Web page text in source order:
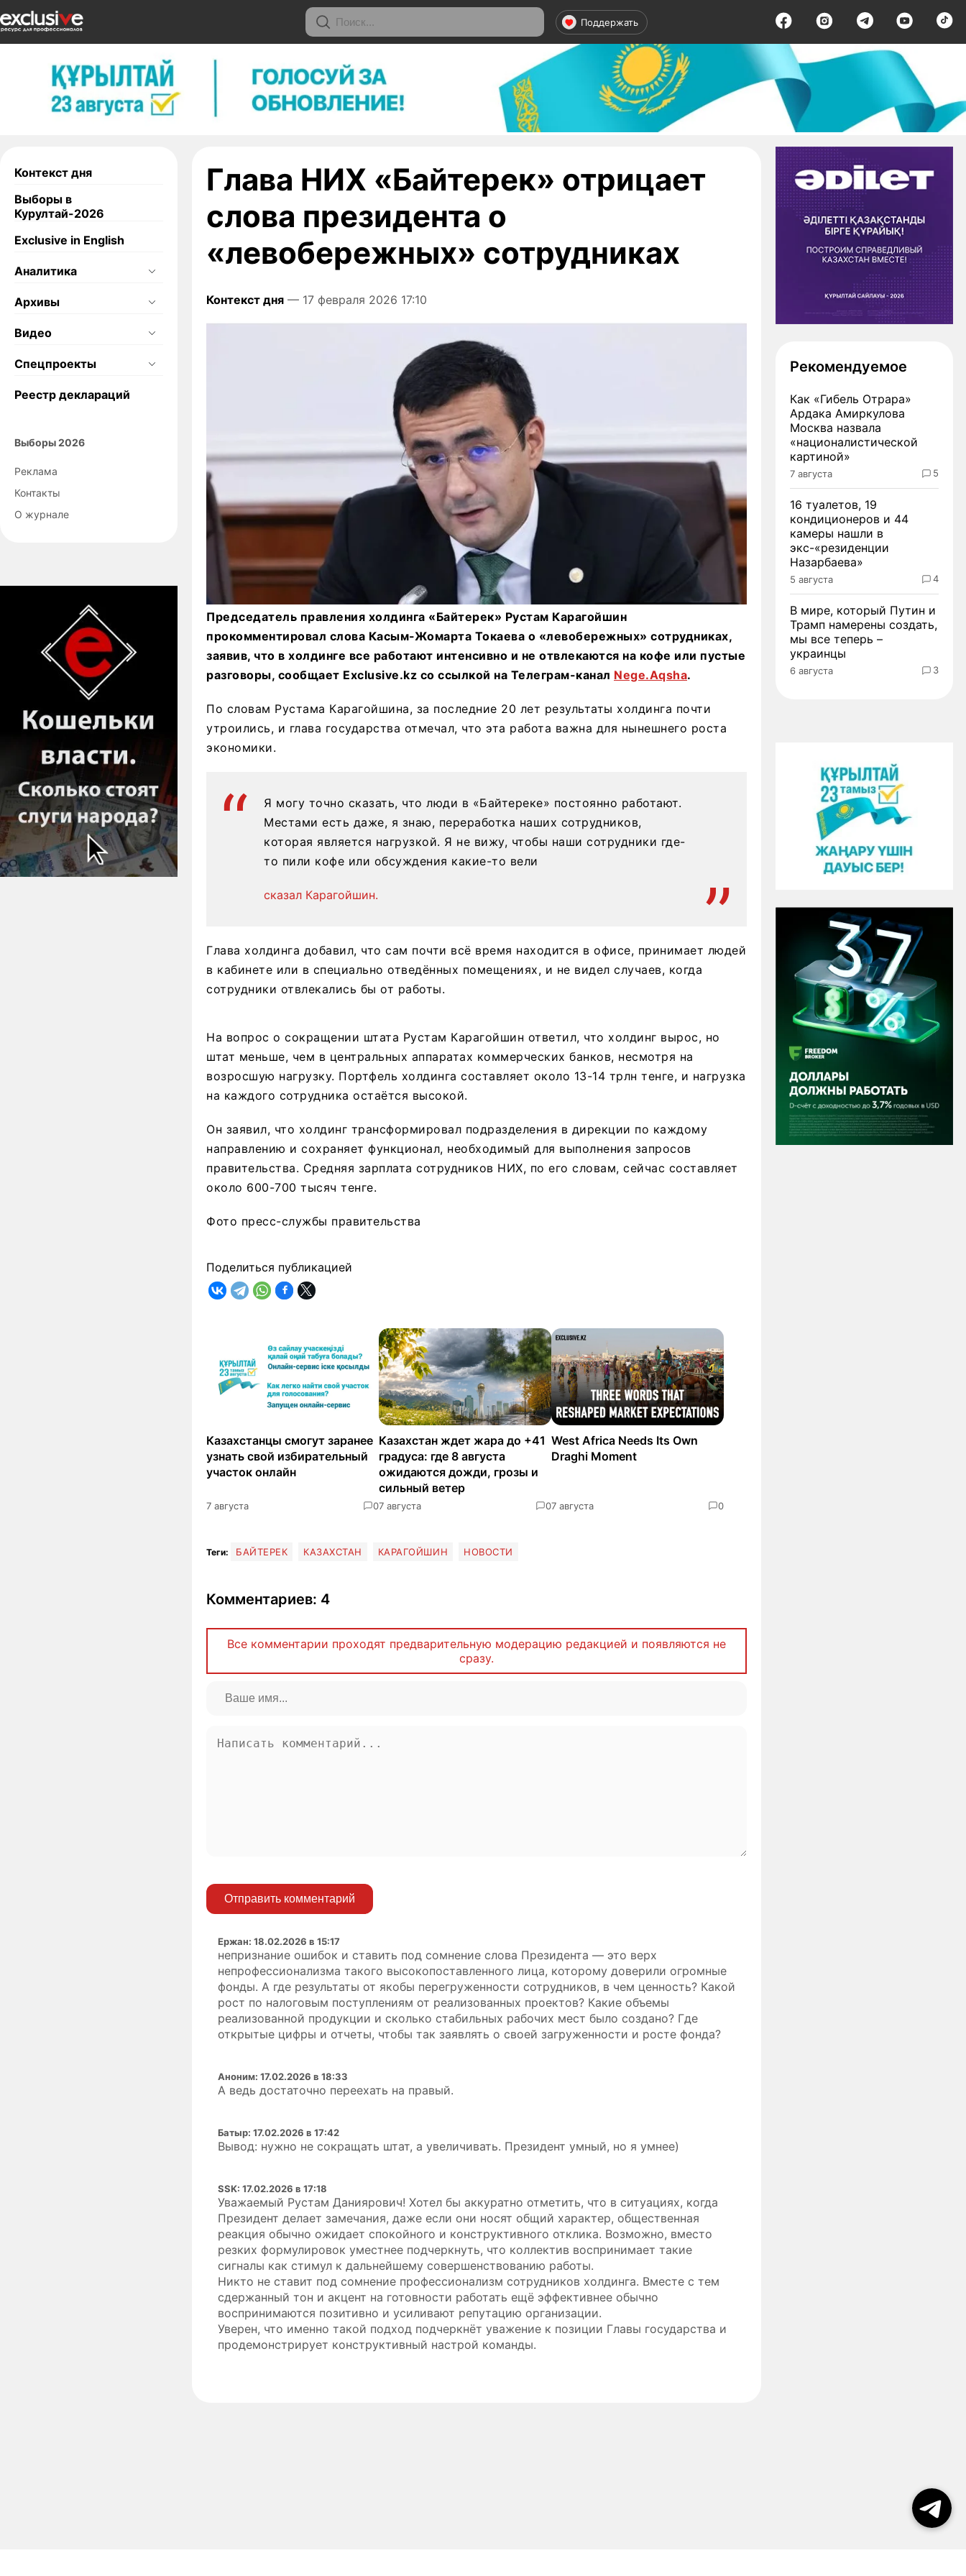
Поддержать
Контекст дня
Выборы в
Курултай-2026
Exclusive in English
Аналитика
Архивы
Видео
Спецпроекты
Реестр деклараций
Выборы 2026
Реклама
Контакты
О журнале
Глава НИХ «Байтерек» отрицает
слова президента о
«левобережных» сотрудниках
Контекст дня — 17 февраля 2026 17:10
Председатель правления холдинга «Байтерек» Рустам Карагойшин
прокомментировал слова Касым-Жомарта Токаева о «левобережных» сотрудниках,
заявив, что в холдинге все работают интенсивно и не отвлекаются на кофе или пустые
разговоры, сообщает Exclusive.kz со ссылкой на Телеграм-канал Nege.Aqsha.
По словам Рустама Карагойшина, за последние 20 лет результаты холдинга почти
утроились, и глава государства отмечал, что эта работа важна для нынешнего роста
экономики.
Я могу точно сказать, что люди в «Байтереке» постоянно работают.
Местами есть даже, я знаю, переработка наших сотрудников,
которая является нагрузкой. Я не вижу, чтобы наши сотрудники где-
то пили кофе или обсуждения какие-то вели
сказал Карагойшин.
Глава холдинга добавил, что сам почти всё время находится в офисе, принимает людей
в кабинете или в специально отведённых помещениях, и не видел случаев, когда
сотрудники отвлекались бы от работы.
На вопрос о сокращении штата Рустам Карагойшин ответил, что холдинг вырос, но
штат меньше, чем в центральных аппаратах коммерческих банков, несмотря на
возросшую нагрузку. Портфель холдинга составляет около 13-14 трлн тенге, и нагрузка
на каждого сотрудника остаётся высокой.
Он заявил, что холдинг трансформировал подразделения в дирекции по каждому
направлению и сохраняет функционал, необходимый для выполнения запросов
правительства. Средняя зарплата сотрудников НИХ, по его словам, сейчас составляет
около 600-700 тысяч тенге.
Фото пресс-службы правительства
Поделиться публикацией
Казахстанцы смогут заранее
узнать свой избирательный
участок онлайн
7 августа 0
Казахстан ждет жара до +41
градуса: где 8 августа
ожидаются дожди, грозы и
сильный ветер
7 августа 0
West Africa Needs Its Own
Draghi Moment
7 августа 0
Теги: БАЙТЕРЕК КАЗАХСТАН КАРАГОЙШИН НОВОСТИ
Комментариев: 4
Все комментарии проходят предварительную модерацию редакцией и появляются не
сразу.
Отправить комментарий
Ержан: 18.02.2026 в 15:17
непризнание ошибок и ставить под сомнение слова Президента — это верх
непрофессионализма такого высокопоставленного лица, которому доверили огромные
фонды. А где результаты от якобы перегруженности сотрудников, в чем ценность? Какой
рост по налоговым поступлениям от реализованных проектов? Какие объемы
реализованной продукции и сколько стабильных рабочих мест было создано? Где
открытые цифры и отчеты, чтобы так заявлять о своей загруженности и росте фонда?
Аноним: 17.02.2026 в 18:33
А ведь достаточно переехать на правый.
Батыр: 17.02.2026 в 17:42
Вывод: нужно не сокращать штат, а увеличивать. Президент умный, но я умнее)
SSK: 17.02.2026 в 17:18
Уважаемый Рустам Даниярович! Хотел бы аккуратно отметить, что в ситуациях, когда
Президент делает замечания, даже если они носят общий характер, общественная
реакция обычно ожидает спокойного и конструктивного отклика. Возможно, вместо
резких формулировок уместнее подчеркнуть, что коллектив воспринимает такие
сигналы как стимул к дальнейшему совершенствованию работы.
Никто не ставит под сомнение профессионализм сотрудников холдинга. Вместе с тем
сдержанный тон и акцент на готовности работать ещё эффективнее обычно
воспринимаются позитивно и усиливают репутацию организации.
Уверен, что именно такой подход подчеркнёт уважение к позиции Главы государства и
продемонстрирует конструктивный настрой команды.
Рекомендуемое
Как «Гибель Отрара»
Ардака Амиркулова
Москва назвала
«националистической
картиной»
7 августа 5
16 туалетов, 19
кондиционеров и 44
камеры нашли в
экс-«резиденции
Назарбаева»
5 августа 4
В мире, который Путин и
Трамп намерены создать,
мы все теперь –
украинцы
6 августа 3